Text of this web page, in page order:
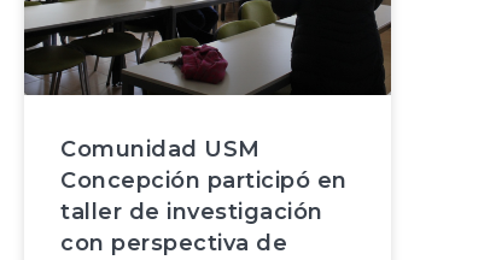
Comunidad USM
Concepción participó en
taller de investigación
con perspectiva de